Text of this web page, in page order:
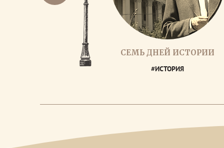
СЕМЬ ДНЕЙ ИСТОРИИ
#ИСТОРИЯ